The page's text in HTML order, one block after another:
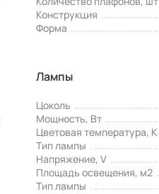
Конструкция
Форма
Лампы
Цоколь
Мощность, Вт
Цветовая температура, К
Тип лампы
Напряжение, V
Площадь освещения, м2
Тип лампы